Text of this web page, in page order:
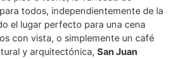
todos, independientemente de la
el lugar perfecto para una cena
con vista, o simplemente un café
y arquitectónica, San Juan